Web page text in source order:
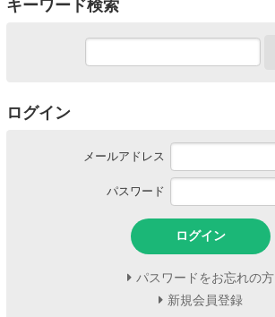
キーワード検索
ログイン
メールアドレス
パスワード
ログイン
パスワードをお忘れの方
新規会員登録